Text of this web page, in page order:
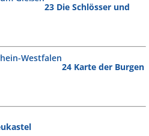
23 Die Schlösser und
24 Karte der Burgen